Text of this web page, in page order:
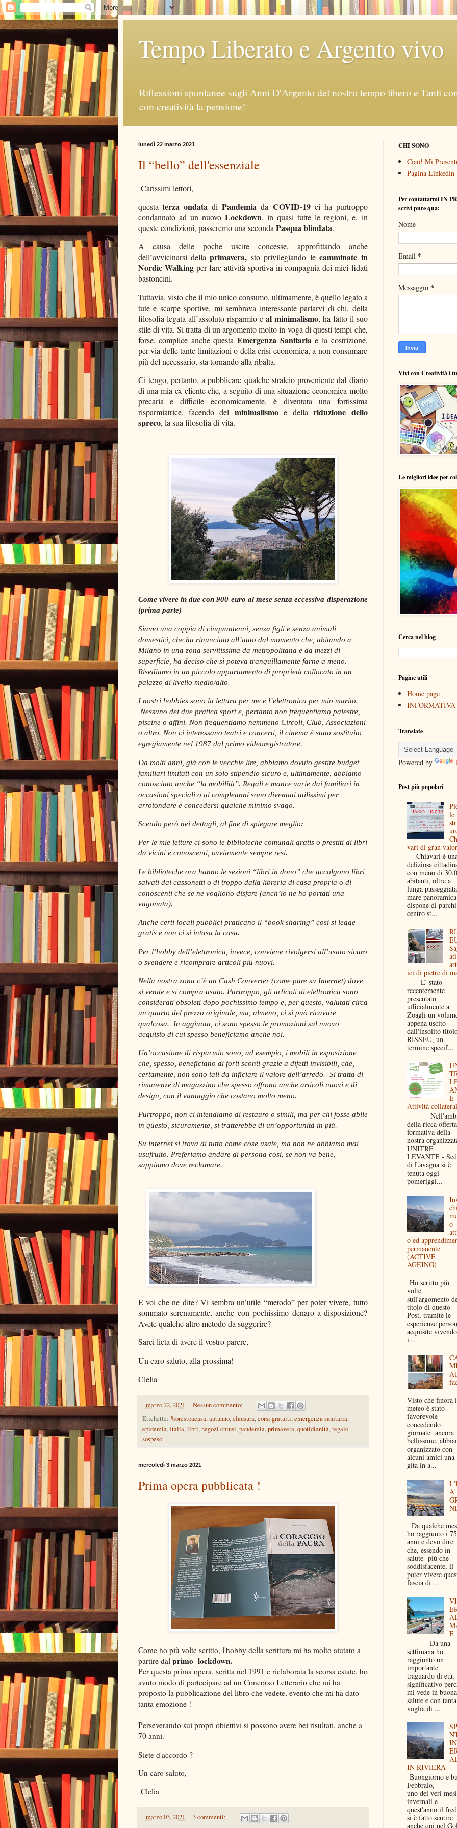
Tempo Liberato e Argento vivo
Riflessioni spontanee sugli Anni D'Argento del nostro tempo libero e Tanti
con creatività la pensione!
lunedì 22 marzo 2021
Il “bello” dell'essenziale
Carissimi lettori,
questaterza ondata diPandemia da COVID-19ci ha purtroppo
condannato ad un nuovo Lockdown, in quasi tutte le regioni, e, in
queste condizioni, passeremo una seconda Pasqua blindata.
A causa delle poche uscite concesse, approfittando anche
dell’avvicinarsi dellaprimavera, sto privilegiando lecamminate in
Nordic Walking per fare attività sportiva in compagnia dei miei fidati
bastoncini.
Tuttavia, visto che il mio unico consumo, ultimamente, è quello legato a
tute e scarpe sportive, mi sembrava interessante parlarvi di chi, della
filosofia legata all’assoluto risparmio eal minimalismo, ha fatto il suo
stile di vita. Si tratta di un argomento molto in voga di questi tempi che,
forse, complice anche questa Emergenza Sanitaria e la costrizione,
per via delle tante limitazioni o della crisi economica, a non consumare
più del necessario, sta tornando alla ribalta.
Ci tengo, pertanto, a pubblicare qualche stralcio proveniente dal diario
di una mia ex-cliente che, a seguito di una situazione economica molto
precaria e difficile economicamente, è diventata una fortissima
risparmiatrice, facendo del minimalismoe dellariduzione dello
spreco, la sua filosofia di vita.
Come vivere in due con 900 euro al mese senza eccessiva disperazione
(prima parte)
Siamo una coppia di cinquantenni, senza figli e senza animali
domestici, che ha rinunciato all’auto dal momento che, abitando a
Milano in una zona servitissima da metropolitana e da mezzi di
superficie, ha deciso che si poteva tranquillamente farne a meno.
Risediamo in un piccolo appartamento di proprietà collocato in un
palazzo di livello medio/alto.
I nostri hobbies sono la lettura per me e l’elettronica per mio marito.
Nessuno dei due pratica sport e, pertanto non frequentiamo palestre,
piscine o affini. Non frequentiamo nemmeno Circoli, Club, Associazioni
o altro. Non ci interessano teatri e concerti, il cinema è stato sostituito
egregiamente nel 1987 dal primo videoregistratore.
Da molti anni, già con le vecchie lire, abbiamo dovuto gestire budget
familiari limitati con un solo stipendio sicuro e, ultimamente, abbiamo
conosciuto anche “la mobilità”. Regali e mance varie dai familiari in
occasioni speciali o ai compleanni sono diventati utilissimi per
arrotondare e concedersi qualche minimo svago.
Scendo però nei dettagli, al fine di spiegare meglio:
Per le mie letture ci sono le biblioteche comunali gratis o prestiti di libri
da vicini e conoscenti, ovviamente sempre resi.
Le biblioteche ora hanno le sezioni “libri in dono” che accolgono libri
salvati dai cassonetti o di troppo dalla libreria di casa propria o di
conoscenti che se ne vogliono disfare (anch’io ne ho portati una
vagonata).
Anche certi locali pubblici praticano il “book sharing” così si legge
gratis e non ci si intasa la casa.
Per l’hobby dell’elettronica, invece, conviene rivolgersi all’usato sicuro
o svendere e ricomprare articoli più nuovi.
Nella nostra zona c’è un Cash Converter (come pure su Internet) dove
si vende e si compra usato. Purtroppo, gli articoli di elettronica sono
considerati obsoleti dopo pochissimo tempo e, per questo, valutati circa
un quarto del prezzo originale, ma, almeno, ci si può ricavare
qualcosa. In aggiunta, ci sono spesso le promozioni sul nuovo
acquisto di cui spesso beneficiamo anche noi.
Un’occasione di risparmio sono, ad esempio, i mobili in esposizione
che, spesso, beneficiano di forti sconti grazie a difetti invisibili, che,
certamente, non sono tali da inficiare il valore dell’arredo. Si tratta di
rimanenze di magazzino che spesso offrono anche articoli nuovi e di
design, con il vantaggio che costano molto meno.
Purtroppo, non ci intendiamo di restauro o simili, ma per chi fosse abile
in questo, sicuramente, si tratterebbe di un’opportunità in più.
Su internet si trova di tutto come cose usate, ma non ne abbiamo mai
usufruito. Preferiamo andare di persona così, se non va bene,
sappiamo dove reclamare.
E voi che ne dite? Vi sembra un’utile “metodo” per poter vivere, tutto
sommato serenamente, anche con pochissimo denaro a disposizione?
Avete qualche altro metodo da suggerire?
Sarei lieta di avere il vostro parere,
Un caro saluto, alla prossima!
Clelia
-marzo 22, 2021
Nessun commento:
Etichette: #iorestoacasa,autunno,clausura,corsi gratuiti,emergenza sanitaria,
epidemia,Italia,libri,negozi chiusi,pandemia,primavera,quotidianità,regalo
sospeso
mercoledì 3 marzo 2021
Prima opera pubblicata !
Come ho più volte scritto, l'hobby della scrittura mi ha molto aiutato a
partire dal primo lockdown.
Per questa prima opera, scritta nel 1991 e rielaborata la scorsa estate, ho
avuto modo di partecipare ad un Concorso Letterario che mi ha
proposto la pubblicazione del libro che vedete, evento che mi ha dato
tanta emozione !
Perseverando sui propri obiettivi si possono avere bei risultati, anche a
70 anni.
Siete d'accordo ?
Un caro saluto,
Clelia
-marzo 03, 2021
3 commenti:
CHI SONO
Ciao! Mi
Pagina Linkedin
Per contattarmi IN
scrivi pure qua:
Nome
Email *
Messaggio *
Vivi con Creatività i
Le migliori idee per
Cerca nel blog
Pagine utili
Home page
INFORMATIVA
Translate
Powered by
Post più popolari
le
vari di gran
Chiavari è
deliziosa
con meno di
abitanti, oltre a
lunga
mare panoramica
dispone di
centro st...
ati
ici di pietre di
E' stato
recentemente
presentato
ufficialmente a
Zoagli un
appena uscito
dall'insolito
RISSEU, un
termine specif...
E
Attività
della ricca offerta
formativa della
nostra
UNITRE
LEVANTE -
di Lavagna si è
tenuta oggi
pomeriggi...
o
o ed
permanente
(ACTIVE
AGEING)
Ho scritto più
volte
sull'argomento
titolo di questo
Post, tramite le
esperienze
acquisite vivendo
i...
Visto che finora
meteo è stato
favorevole
concedendo
giornate ancora
bellissime,
organizzato con
alcuni amici una
gita in a...
A'
Da qualche
ho raggiunto i 75
anni e devo dire
che, essendo in
salute più che
soddisfacente, il
poter vivere
fascia di ...
E
Da una
settimana ho
raggiunto un
importante
traguardo di età,
significativo
mi vede in buona
salute e con tanta
voglia di ...
IN RIVIERA
Buongiorno e
Febbraio,
uno dei veri mesi
invernali e
quest'anno il
si è fatto sentire
anche qui nel